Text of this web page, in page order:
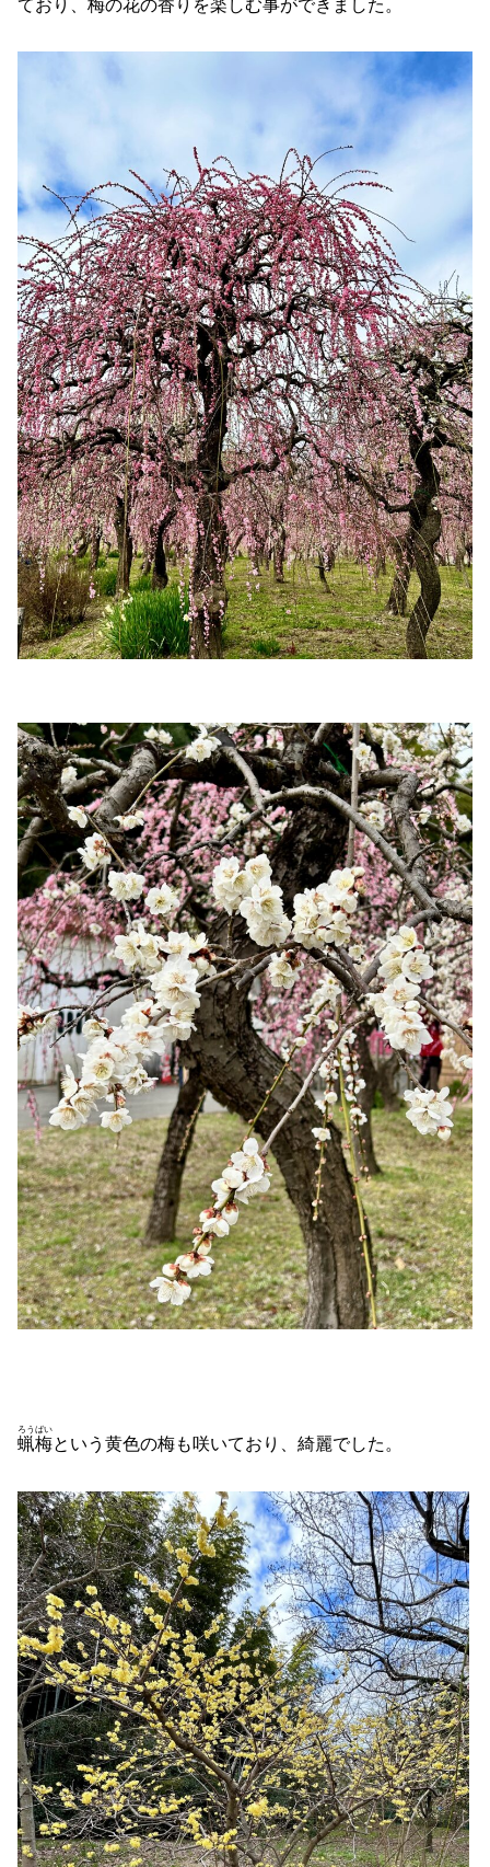
ており、梅の花の香りを楽しむ事ができました。
蝋梅
ろうばい
という黄色の梅も咲いており、綺麗でした。